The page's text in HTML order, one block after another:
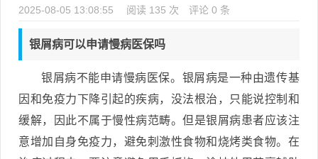
2025-08-05 13:08:55 阅读 135 次 评论 0 条
银屑病可以申请慢病医保吗
银屑病不能申请慢病医保。银屑病是一种由遗传基
因和免疫力下降引起的疾病，没法根治，只能说控制和
缓解，因此不属于慢性病范畴。但是银屑病患者应该注
意增加自身免疫力，避免刺激性食物和烧烤类食物。在